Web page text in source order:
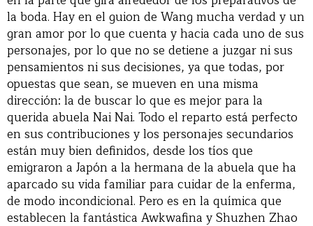
la boda. Hay en el guion de Wang mucha verdad y un
gran amor por lo que cuenta y hacia cada uno de sus
personajes, por lo que no se detiene a juzgar ni sus
pensamientos ni sus decisiones, ya que todas, por
opuestas que sean, se mueven en una misma
dirección: la de buscar lo que es mejor para la
querida abuela Nai Nai. Todo el reparto está perfecto
en sus contribuciones y los personajes secundarios
están muy bien definidos, desde los tíos que
emigraron a Japón a la hermana de la abuela que ha
aparcado su vida familiar para cuidar de la enferma,
de modo incondicional. Pero es en la química que
establecen la fantástica Awkwafina y Shuzhen Zhao